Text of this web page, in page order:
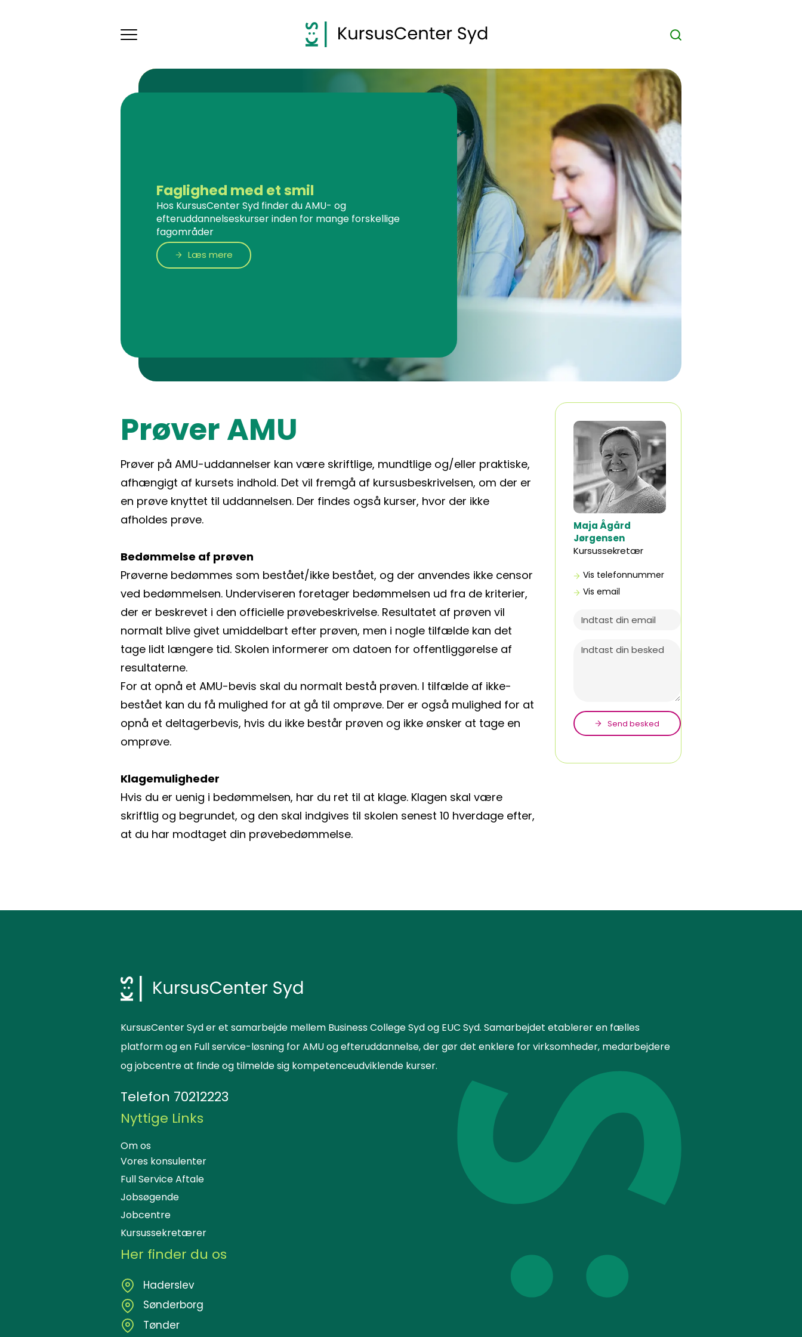
Toggle
Faglighed med et smil
Hos KursusCenter Syd finder du AMU- og
efteruddannelseskurser inden for mange forskellige
fagområder
Læs mere
Prøver AMU
Prøver på AMU-uddannelser kan være skriftlige, mundtlige og/eller praktiske,
afhængigt af kursets indhold. Det vil fremgå af kursusbeskrivelsen, om der er
en prøve knyttet til uddannelsen. Der findes også kurser, hvor der ikke
afholdes prøve.
Bedømmelse af prøven
Prøverne bedømmes som bestået/ikke bestået, og der anvendes ikke censor
ved bedømmelsen. Underviseren foretager bedømmelsen ud fra de kriterier,
der er beskrevet i den officielle prøvebeskrivelse. Resultatet af prøven vil
normalt blive givet umiddelbart efter prøven, men i nogle tilfælde kan det
tage lidt længere tid. Skolen informerer om datoen for offentliggørelse af
resultaterne.
For at opnå et AMU-bevis skal du normalt bestå prøven. I tilfælde af ikke-
bestået kan du få mulighed for at gå til omprøve. Der er også mulighed for at
opnå et deltagerbevis, hvis du ikke består prøven og ikke ønsker at tage en
omprøve.
Klagemuligheder
Hvis du er uenig i bedømmelsen, har du ret til at klage. Klagen skal være
skriftlig og begrundet, og den skal indgives til skolen senest 10 hverdage efter,
at du har modtaget din prøvebedømmelse.
Maja Ågård
Jørgensen
Kursussekretær
Vis telefonnummer
74124102
Vis email
maaj@eucsyd.dk
Send besked
KursusCenter Syd er et samarbejde mellem Business College Syd og EUC Syd. Samarbejdet etablerer en fælles
platform og en Full service-løsning for AMU og efteruddannelse, der gør det enklere for virksomheder, medarbejdere
og jobcentre at finde og tilmelde sig kompetenceudviklende kurser.
Telefon 70212223
Nyttige Links
Om os
Vores konsulenter
Full Service Aftale
Jobsøgende
Jobcentre
Kursussekretærer
Her finder du os
Haderslev
Sønderborg
Tønder